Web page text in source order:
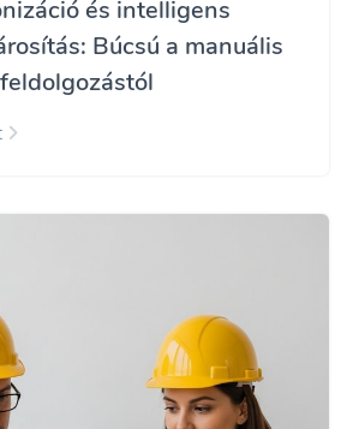
és intelligens
Búcsú a manuális